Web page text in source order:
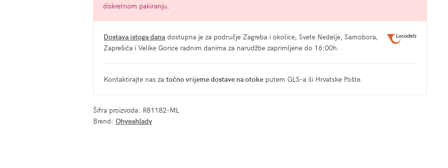
diskretnom pakiranju.
Dostava istoga danadostupna je za područje Zagreba i okolice, Svete Nedelje, Samobora,
Zaprešića i Velike Gorice radnim danima za narudžbe zaprimljene do 16:00h.
Kontaktirajte nas za točno vrijeme dostave na otokeputem GLS-a ili Hrvatske Pošte.
Šifra proizvoda: R81182-ML
Brend: Ohyeahlady